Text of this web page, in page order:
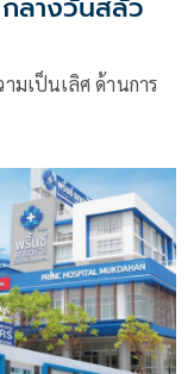
ลางวันสลัว
มเป็นเลิศ ด้านการ